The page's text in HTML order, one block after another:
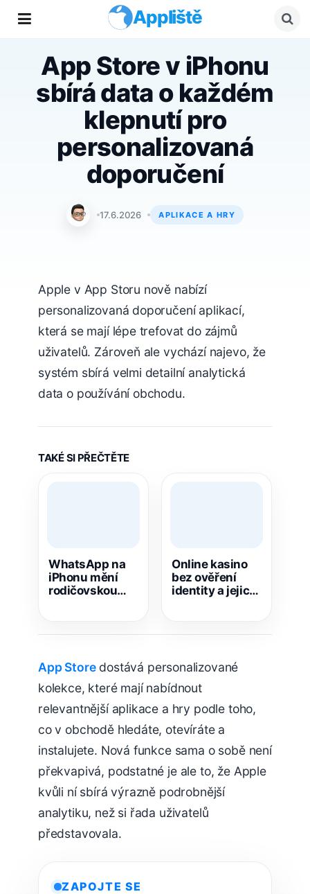
Appliště
App Store v iPhonu
sbírá data o každém
klepnutí pro
personalizovaná
doporučení
Jan Holeš
17.6.2026 APLIKACE A HRY
Apple v App Storu nově nabízí
personalizovaná doporučení aplikací,
která se mají lépe trefovat do zájmů
uživatelů. Zároveň ale vychází najevo, že
systém sbírá velmi detailní analytická
data o používání obchodu.
TAKÉ SI PŘEČTĚTE
WhatsApp na
iPhonu mění
rodičovskou
Online kasino
bez ověření
identity a jejich
App Storedostává personalizované
kolekce, které mají nabídnout
relevantnější aplikace a hry podle toho,
co v obchodě hledáte, otevíráte a
instalujete. Nová funkce sama o sobě není
překvapivá, podstatné je ale to, že Apple
kvůli ní sbírá výrazně podrobnější
analytiku, než si řada uživatelů
představovala.
ZAPOJTE SE